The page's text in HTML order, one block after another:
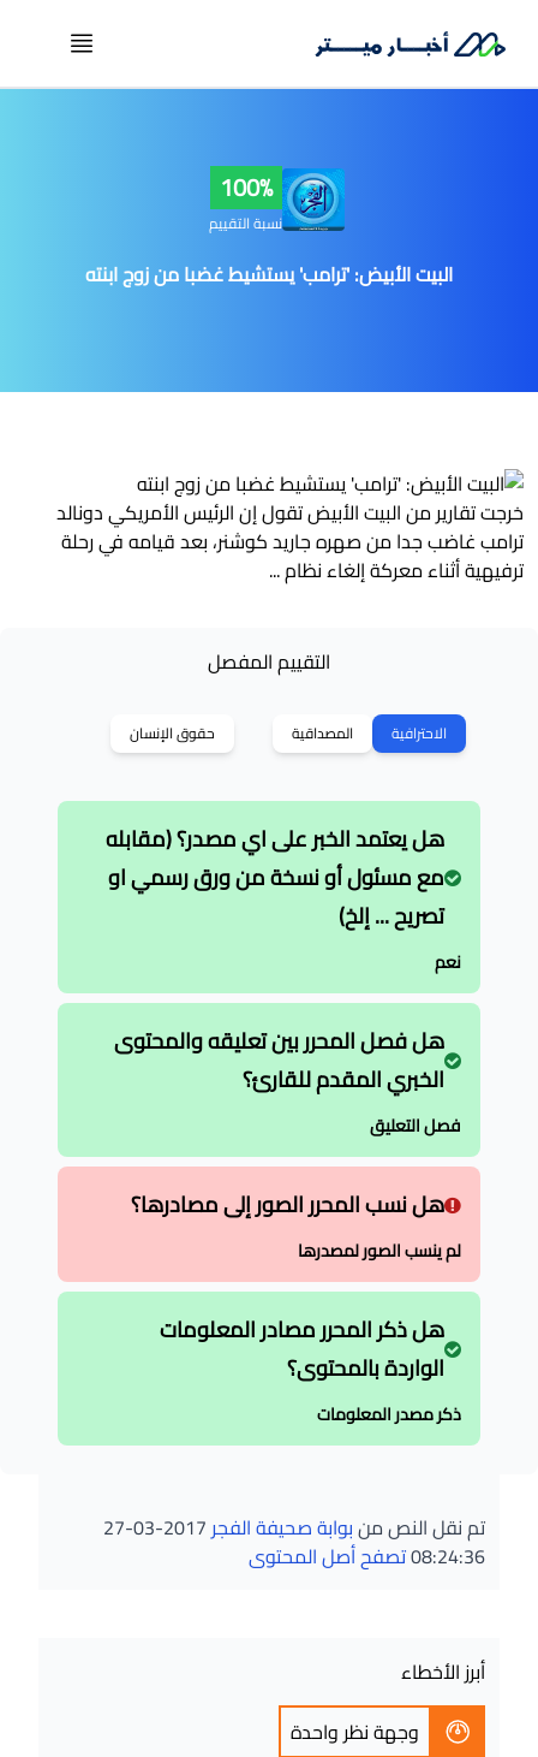
100%
نسبة التقييم
البيت الأبيض: 'ترامب' يستشيط غضبا من زوج ابنته
خرجت تقارير من البيت الأبيض تقول إن الرئيس الأمريكي دونالد
ترامب غاضب جدا من صهره جاريد كوشنر، بعد قيامه في رحلة
ترفيهية أثناء معركة إلغاء نظام ...
التقييم المفصل
الاحترافية المصداقية حقوق الإنسان
هل يعتمد الخبر على اي مصدر؟ (مقابله
مع مسئول أو نسخة من ورق رسمي او
تصريح ... إلخ)
نعم
هل فصل المحرر بين تعليقه والمحتوى
الخبري المقدم للقارئ؟
فصل التعليق
هل نسب المحرر الصور إلى مصادرها؟
لم ينسب الصور لمصدرها
هل ذكر المحرر مصادر المعلومات
الواردة بالمحتوى؟
ذكر مصدر المعلومات
تم نقل النص منبوابة صحيفة الفجر
2017-03-27
08:24:36تصفح أصل المحتوى
أبرز الأخطاء
وجهة نظر واحدة